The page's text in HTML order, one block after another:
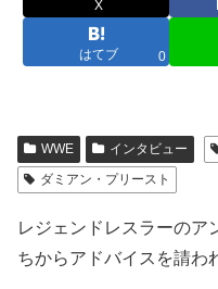
X
はてブ 0
WWE インタビュー
ダミアン・プリースト
レジェンドレスラーのア
ちからアドバイスを請わ